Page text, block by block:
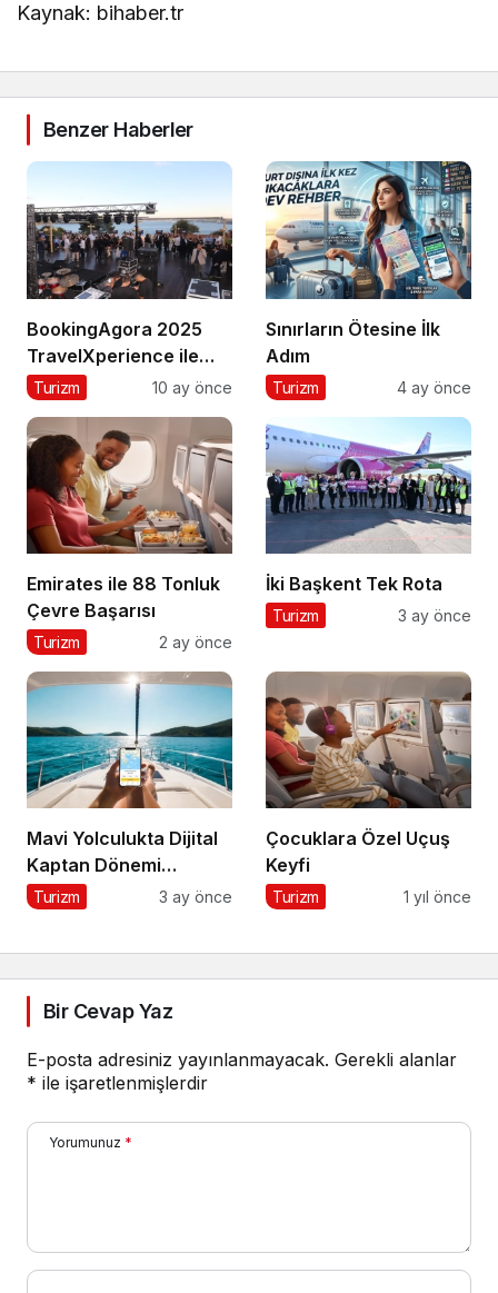
Kaynak: bihaber.tr
Benzer Haberler
BookingAgora 2025
TravelXperience ile
seyahat sektörü Six
Mansions’da bir araya
geldi
Turizm 10 ay önce
Sınırların Ötesine İlk
Adım
Turizm 4 ay önce
Emirates ile 88 Tonluk
Çevre Başarısı
Turizm 2 ay önce
İki Başkent Tek Rota
Turizm 3 ay önce
Mavi Yolculukta Dijital
Kaptan Dönemi
Başlıyor
Turizm 3 ay önce
Çocuklara Özel Uçuş
Keyfi
Turizm 1 yıl önce
Bir Cevap Yaz
E-posta adresiniz yayınlanmayacak. Gerekli alanlar
* ile işaretlenmişlerdir
Yorumunuz *